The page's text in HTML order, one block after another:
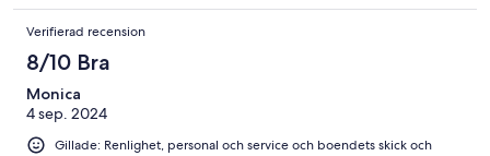
Verifierad recension
8/10 Bra
Monica
4 sep. 2024
Gillade: Renlighet, personal och service och boendets skick och